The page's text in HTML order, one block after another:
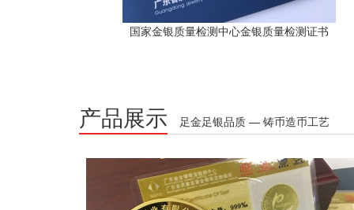
国家金银质量检测中心金银质量检测证书
产品展示 足金足银品质 — 铸币造币工艺